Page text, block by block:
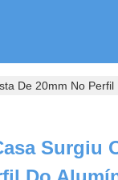
De 20mm No
Surgiu